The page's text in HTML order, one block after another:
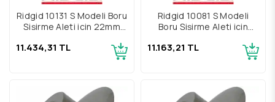
Ridgid 10131 S Modeli Boru
Şişirme Aleti için 22mm
11.434,31 TL
Ridgid 10081 S Modeli
Boru Şişirme Aleti için
11.163,21 TL